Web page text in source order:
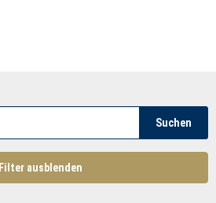
Suchen
Filter ausblenden